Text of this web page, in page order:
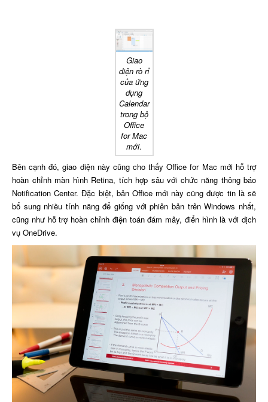
Giao
diện rò rỉ
của ứng
dụng
Calendar
trong bộ
Office
for Mac
mới.
Bên cạnh đó, giao diện này cũng cho thấy Office for Mac mới hỗ trợ
hoàn chỉnh màn hình Retina, tích hợp sâu với chức năng thông báo
Notification Center. Đặc biệt, bản Office mới này cũng được tin là sẽ
bổ sung nhiều tính năng để giống với phiên bản trên Windows nhất,
cũng như hỗ trợ hoàn chỉnh điện toán đám mây, điển hình là với dịch
vụ OneDrive.